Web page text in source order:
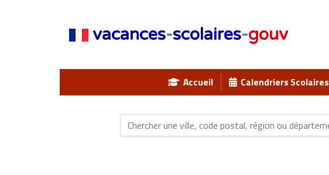
vacances-scolaires-gouv
Accueil Calendriers Scolaires